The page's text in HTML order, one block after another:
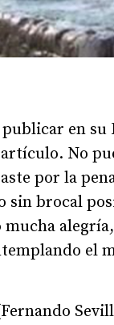
en su
No
por la
sin brocal
el